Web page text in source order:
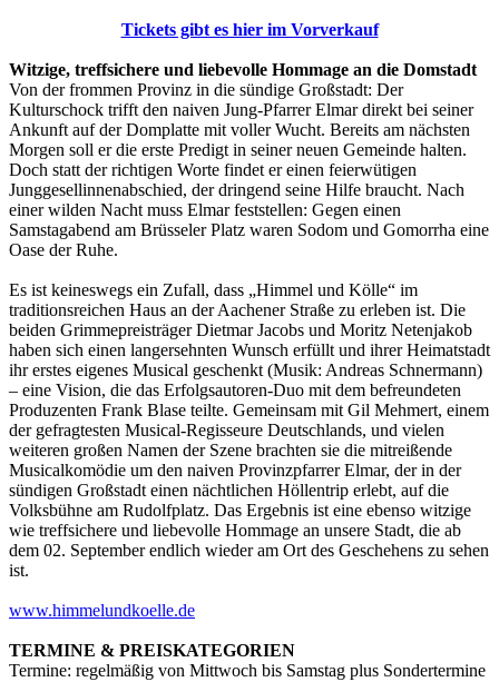
Tickets gibt es hier im Vorverkauf
Witzige, treffsichere und liebevolle Hommage an die Domstadt
Von der frommen Provinz in die sündige Großstadt: Der
Kulturschock trifft den naiven Jung-Pfarrer Elmar direkt bei seiner
Ankunft auf der Domplatte mit voller Wucht. Bereits am nächsten
Morgen soll er die erste Predigt in seiner neuen Gemeinde halten.
Doch statt der richtigen Worte findet er einen feierwütigen
Junggesellinnenabschied, der dringend seine Hilfe braucht. Nach
einer wilden Nacht muss Elmar feststellen: Gegen einen
Samstagabend am Brüsseler Platz waren Sodom und Gomorrha eine
Oase der Ruhe.
Es ist keineswegs ein Zufall, dass „Himmel und Kölle“ im
traditionsreichen Haus an der Aachener Straße zu erleben ist. Die
beiden Grimmepreisträger Dietmar Jacobs und Moritz Netenjakob
haben sich einen langersehnten Wunsch erfüllt und ihrer Heimatstadt
ihr erstes eigenes Musical geschenkt (Musik: Andreas Schnermann)
– eine Vision, die das Erfolgsautoren-Duo mit dem befreundeten
Produzenten Frank Blase teilte. Gemeinsam mit Gil Mehmert, einem
der gefragtesten Musical-Regisseure Deutschlands, und vielen
weiteren großen Namen der Szene brachten sie die mitreißende
Musicalkomödie um den naiven Provinzpfarrer Elmar, der in der
sündigen Großstadt einen nächtlichen Höllentrip erlebt, auf die
Volksbühne am Rudolfplatz. Das Ergebnis ist eine ebenso witzige
wie treffsichere und liebevolle Hommage an unsere Stadt, die ab
dem 02. September endlich wieder am Ort des Geschehens zu sehen
ist.
www.himmelundkoelle.de
TERMINE & PREISKATEGORIEN
Termine: regelmäßig von Mittwoch bis Samstag plus Sondertermine